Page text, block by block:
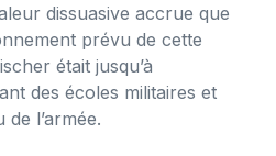
dissuasive accrue que
prévu de cette
était jusqu’à
des écoles militaires et
l’armée.